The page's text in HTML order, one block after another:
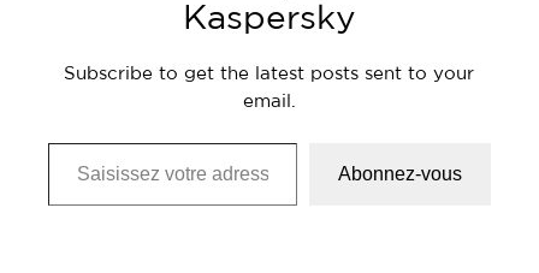
Kaspersky
Subscribe to get the latest posts sent to your
email.
Saisissez votre adresse e-mail…
Abonnez-vous